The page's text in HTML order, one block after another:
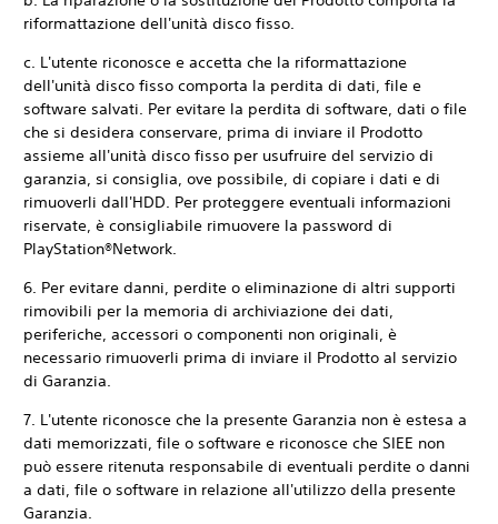
riformattazione dell'unità disco fisso.
c. L'utente riconosce e accetta che la riformattazione
dell'unità disco fisso comporta la perdita di dati, file e
software salvati. Per evitare la perdita di software, dati o file
che si desidera conservare, prima di inviare il Prodotto
assieme all'unità disco fisso per usufruire del servizio di
garanzia, si consiglia, ove possibile, di copiare i dati e di
rimuoverli dall'HDD. Per proteggere eventuali informazioni
riservate, è consigliabile rimuovere la password di
PlayStation®Network.
6. Per evitare danni, perdite o eliminazione di altri supporti
rimovibili per la memoria di archiviazione dei dati,
periferiche, accessori o componenti non originali, è
necessario rimuoverli prima di inviare il Prodotto al servizio
di Garanzia.
7. L'utente riconosce che la presente Garanzia non è estesa a
dati memorizzati, file o software e riconosce che SIEE non
può essere ritenuta responsabile di eventuali perdite o danni
a dati, file o software in relazione all'utilizzo della presente
Garanzia.